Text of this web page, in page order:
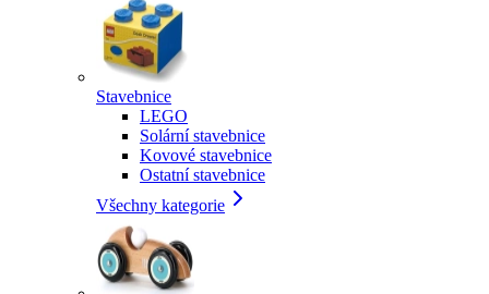
Stavebnice
LEGO
Solární stavebnice
Kovové stavebnice
Ostatní stavebnice
Všechny kategorie